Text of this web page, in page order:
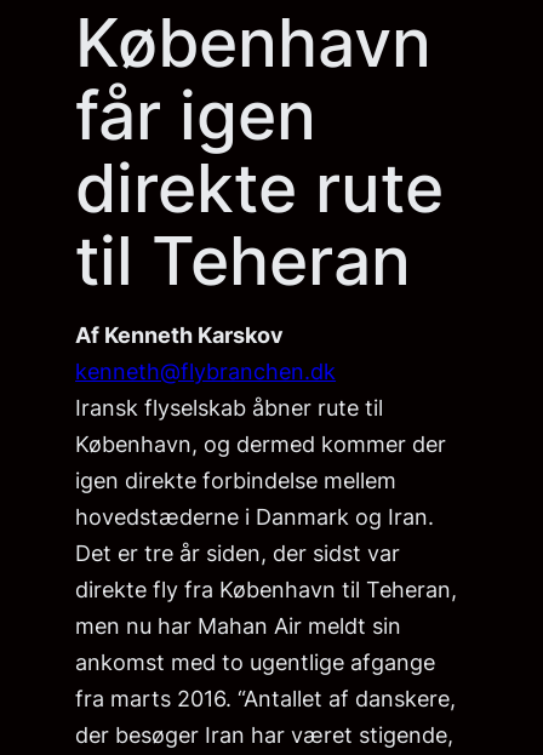
København
får igen
direkte rute
til Teheran
Af Kenneth Karskov
kenneth@flybranchen.dk
Iransk flyselskab åbner rute til
København, og dermed kommer der
igen direkte forbindelse mellem
hovedstæderne i Danmark og Iran.
Det er tre år siden, der sidst var
direkte fly fra København til Teheran,
men nu har Mahan Air meldt sin
ankomst med to ugentlige afgange
fra marts 2016. “Antallet af danskere,
der besøger Iran har været stigende,